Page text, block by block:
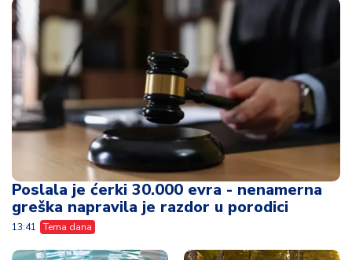
Poslala je ćerki 30.000 evra - nenamerna
greška napravila je razdor u porodici
13:41 Tema dana